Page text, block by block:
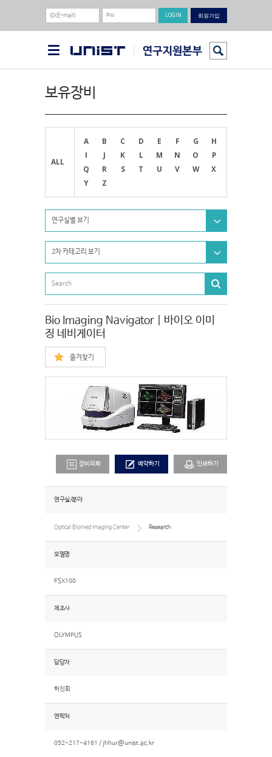
회원가입
보유장비
ALL
A B C D E F G
H
I
J K L M N O
P
Q
R S T U V W
X
Y
Z
연구실별 보기
2차 카테고리 보기
Bio Imaging Navigator | 바이오 이미
징 네비게이터
즐겨찾기
장비의뢰 예약하기 인쇄하기
연구실/분야
Optical Biomed Imaging Center Research
모델명
FSX100
제조사
OLYMPUS
담당자
허진회
연락처
052-217-4161 / jhhur@unist.ac.kr